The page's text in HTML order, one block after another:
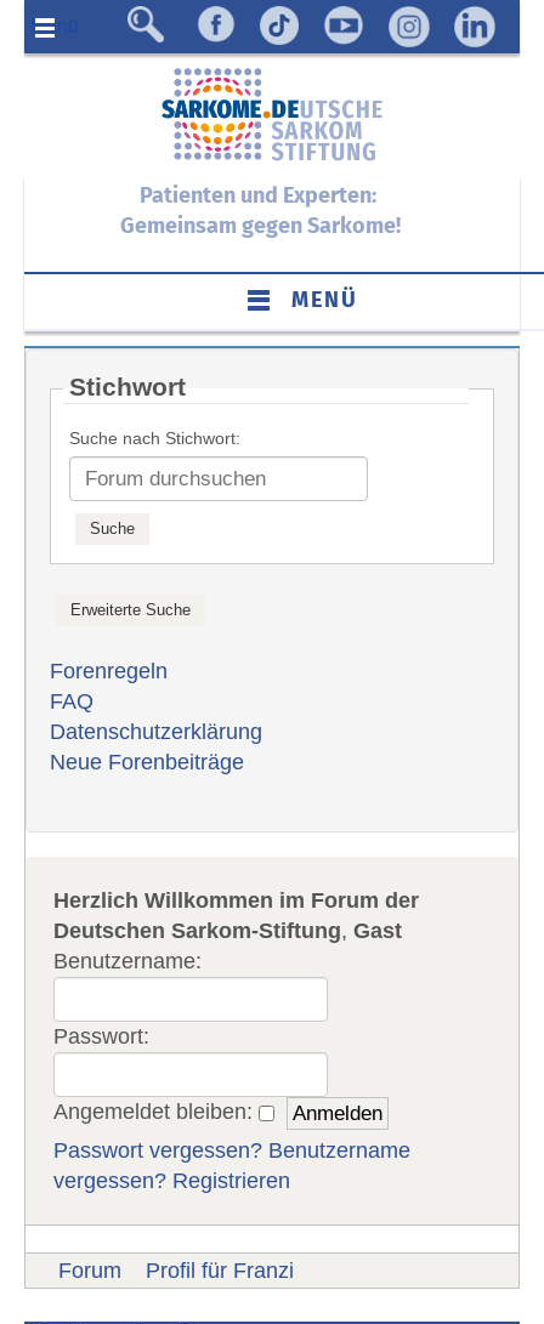
Menü
Patienten und Experten:
Gemeinsam gegen Sarkome!
MENÜ
Stichwort
Suche nach Stichwort:
Forenregeln
FAQ
Datenschutzerklärung
Neue Forenbeiträge
Herzlich Willkommen im Forum der
Deutschen Sarkom-Stiftung,Gast
Benutzername:
Passwort:
Angemeldet bleiben:
Passwort vergessen? Benutzername
vergessen? Registrieren
Forum Profil für Franzi